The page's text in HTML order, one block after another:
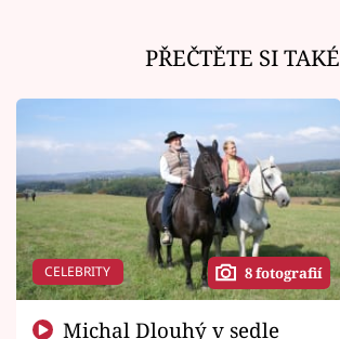
PŘEČTĚTE SI TAKÉ
CELEBRITY 8 fotografií